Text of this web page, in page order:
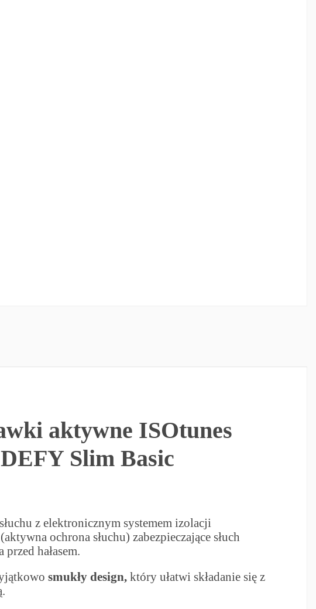
aktywne ISOtunes
Slim Basic
z elektronicznym systemem izolacji
ochrona słuchu) zabezpieczające słuch
hałasem.
smukły design,który ułatwi składanie się z